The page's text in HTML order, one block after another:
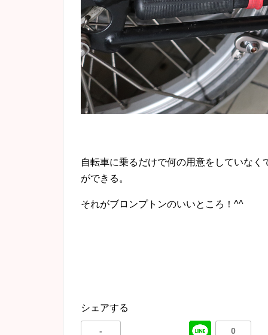
自転車に乗るだけで何の用意をしていな
ができる。
それがブロンプトンのいいところ！^^
シェアする
-
0